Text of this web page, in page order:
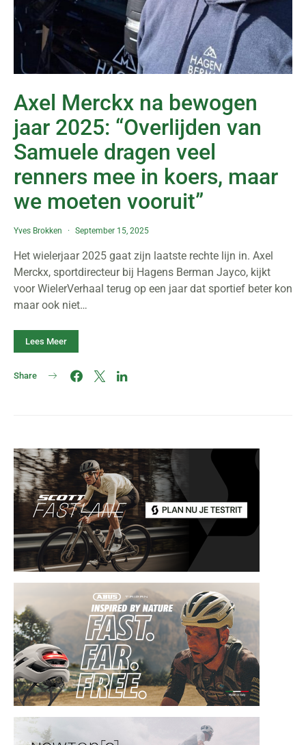
Axel Merckx na bewogen
jaar 2025: “Overlijden van
Samuele dragen veel
renners mee in koers, maar
we moeten vooruit”
Yves Brokken September 15, 2025
Het wielerjaar 2025 gaat zijn laatste rechte lijn in. Axel
Merckx, sportdirecteur bij Hagens Berman Jayco, kijkt
voor WielerVerhaal terug op een jaar dat sportief beter kon
maar ook niet…
Lees Meer
Share